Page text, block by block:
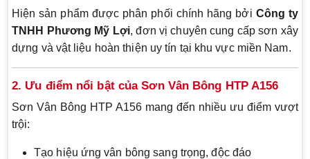
Hiện sản phẩm được phân phối chính hãng bởi Công ty
TNHH Phương Mỹ Lợi, đơn vị chuyên cung cấp sơn xây
dựng và vật liệu hoàn thiện uy tín tại khu vực miền Nam.
2. Ưu điểm nổi bật của Sơn Vân Bông HTP A156
Sơn Vân Bông HTP A156 mang đến nhiều ưu điểm vượt
trội:
Tạo hiệu ứng vân bông sang trọng, độc đáo